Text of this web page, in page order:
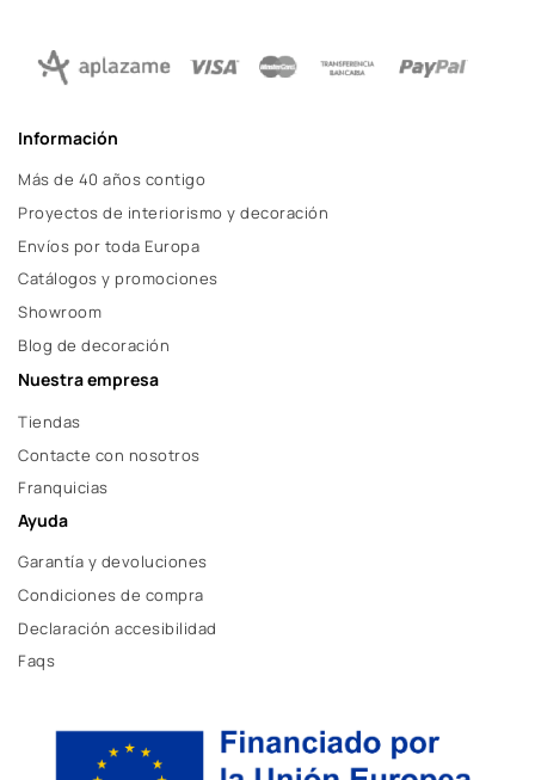
Información
Más de 40 años contigo
Proyectos de interiorismo y decoración
Envíos por toda Europa
Catálogos y promociones
Showroom
Blog de decoración
Nuestra empresa
Tiendas
Contacte con nosotros
Franquicias
Ayuda
Garantía y devoluciones
Condiciones de compra
Declaración accesibilidad
Faqs